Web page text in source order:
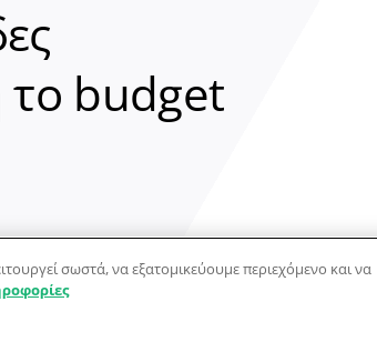
το budget
σωστά, να εξατομικεύουμε περιεχόμενο και να